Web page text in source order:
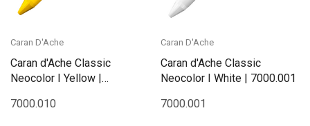
Caran D'Ache
Caran d'Ache Classic
Neocolor I Yellow |
7000.010
Caran D'Ache
Caran d'Ache Classic
Neocolor I White | 7000.001
7000.001